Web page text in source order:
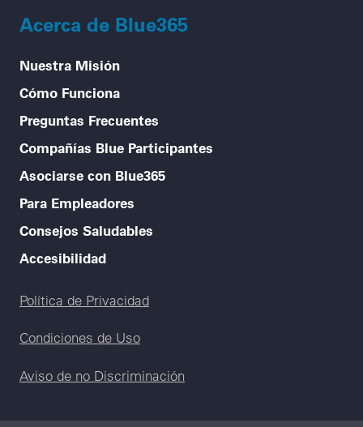
Acerca de Blue365
Nuestra Misión
Cómo Funciona
Preguntas Frecuentes
Compañías Blue Participantes
Asociarse con Blue365
Para Empleadores
Consejos Saludables
Accesibilidad
Legal menu
Política de Privacidad
Condiciones de Uso
Aviso de no Discriminación